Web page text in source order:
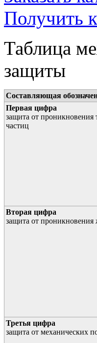
Получить
Таблица
защиты
Составляющая
Первая цифра
защита от проникновения
частиц
Вторая цифра
защита от проникновения
Третья цифра
защита от механических